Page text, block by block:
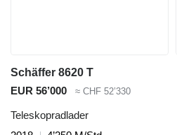
Schäffer 8620 T
EUR 56’000
≈ CHF 52’330
Teleskopradlader